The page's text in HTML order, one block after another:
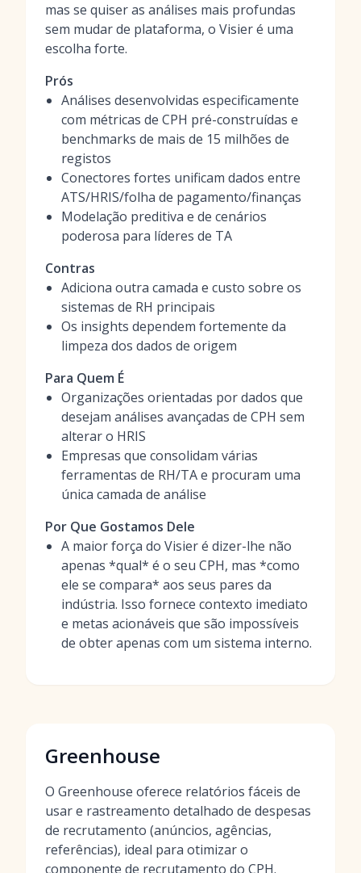
mas se quiser as análises mais profundas
sem mudar de plataforma, o Visier é uma
escolha forte.
Prós
Análises desenvolvidas especificamente
com métricas de CPH pré-construídas e
benchmarks de mais de 15 milhões de
registos
Conectores fortes unificam dados entre
ATS/HRIS/folha de pagamento/finanças
Modelação preditiva e de cenários
poderosa para líderes de TA
Contras
Adiciona outra camada e custo sobre os
sistemas de RH principais
Os insights dependem fortemente da
limpeza dos dados de origem
Para Quem É
Organizações orientadas por dados que
desejam análises avançadas de CPH sem
alterar o HRIS
Empresas que consolidam várias
ferramentas de RH/TA e procuram uma
única camada de análise
Por Que Gostamos Dele
A maior força do Visier é dizer-lhe não
apenas *qual* é o seu CPH, mas *como
ele se compara* aos seus pares da
indústria. Isso fornece contexto imediato
e metas acionáveis que são impossíveis
de obter apenas com um sistema interno.
Greenhouse
O Greenhouse oferece relatórios fáceis de
usar e rastreamento detalhado de despesas
de recrutamento (anúncios, agências,
referências), ideal para otimizar o
componente de recrutamento do CPH.